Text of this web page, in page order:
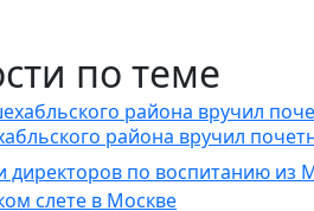
по теме
района вручил